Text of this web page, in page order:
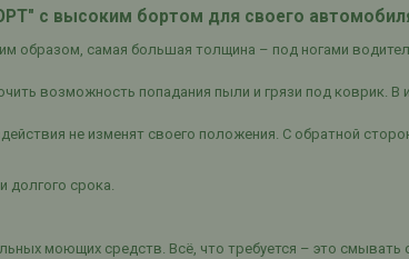
с высоким бортом для своего
образом, самая большая толщина – под ногами
возможность попадания пыли и грязи под коврик. В
не изменят своего положения. С обратной
долгого срока.
моющих средств. Всё, что требуется – это смывать